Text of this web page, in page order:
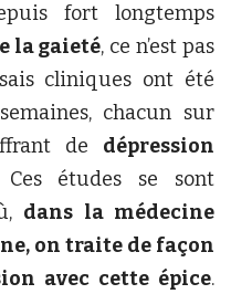
fort longtemps
la gaieté, ce n’est pas
cliniques ont été
chacun sur
de
dépression
études se sont
dans la médecine
on traite de façon
avec cette épice.